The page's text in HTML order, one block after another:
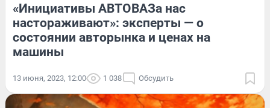
«Инициативы АВТОВАЗа нас
настораживают»: эксперты — о
состоянии авторынка и ценах на
машины
13 июня, 2023, 12:00 1 038 Обсудить